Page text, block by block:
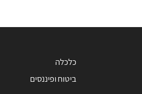
כלכלה
ביטוח ופיננסים